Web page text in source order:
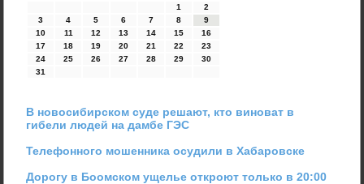
1
2
3
4 5 6 7 8
9
10
11 12 13 14 15
16
17
18 19 20 21 22
23
24
25 26 27 28 29
30
31
В новосибирском суде решают, кто виноват в
гибели людей на дамбе ГЭС
Телефонного мошенника осудили в Хабаровске
Дорогу в Боомском ущелье откроют только в 20:00